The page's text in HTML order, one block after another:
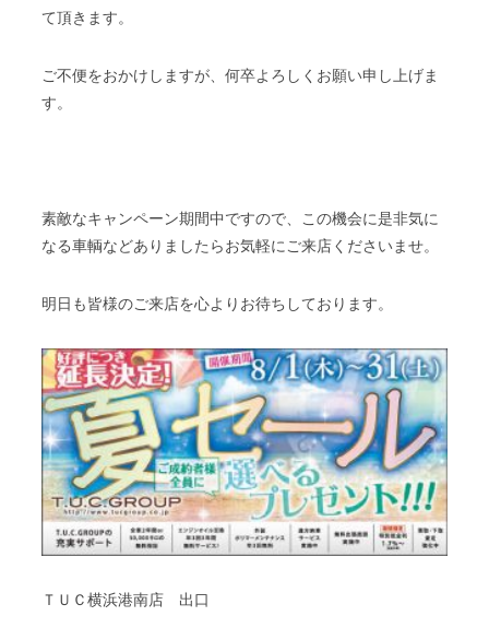
て頂きます。
ご不便をおかけしますが、何卒よろしくお願い申し上げま
す。
素敵なキャンペーン期間中ですので、この機会に是非気に
なる車輌などありましたらお気軽にご来店くださいませ。
明日も皆様のご来店を心よりお待ちしております。
ＴＵＣ横浜港南店 出口